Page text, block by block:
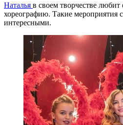
Наталья в своем творчестве любит
хореографию. Такие мероприятия
интересными.